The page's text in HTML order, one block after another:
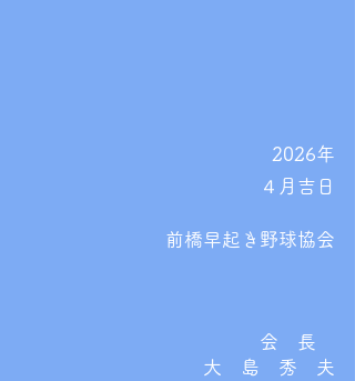
2026年
４月吉日
前橋早起き野球協会
会 長
大 島 秀 夫